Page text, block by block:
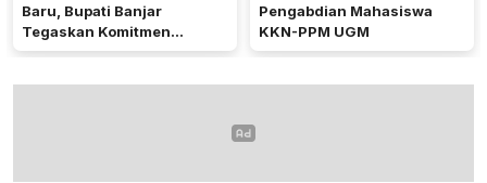
Baru, Bupati Banjar
Tegaskan Komitmen
Dukung Ketahanan Pangan
Pengabdian Mahasiswa
KKN-PPM UGM